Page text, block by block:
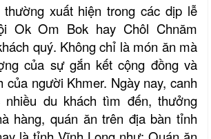
thường xuất hiệntrong các dịp lễ
Ok Om Bok hay Chôl Chnăm
quý. Không chỉ là món ăn mà
của sự gắn kết cộng đồng và
của người Khmer. Ngày nay, canh
du khách tìm đến, thưởng
hàng, quán ăn trên địa bàn tỉnh